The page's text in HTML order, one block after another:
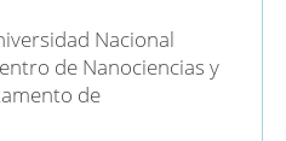
Nacional
de Nanociencias y
de